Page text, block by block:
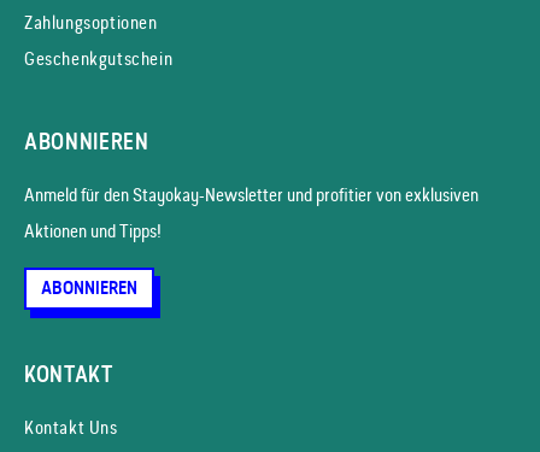
Zahlungsoptionen
Geschenkgutschein
ABONNIEREN
Anmeld für den Stayokay-News­letter und profitier von exklusiven
Aktionen und Tipps!
ABONNIEREN
KONTAKT
Kontakt Uns